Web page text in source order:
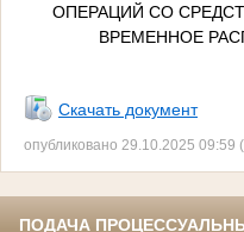
ОПЕРАЦИЙ СО
ВРЕМЕННОЕ
Скачать документ
опубликовано 29.10.2025
ПОДАЧА